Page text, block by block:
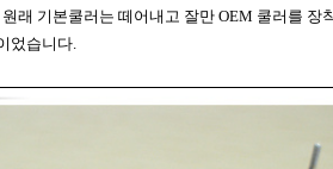
래 기본쿨러는 떼어내고 잘만 OEM 쿨러를 장
었습니다.